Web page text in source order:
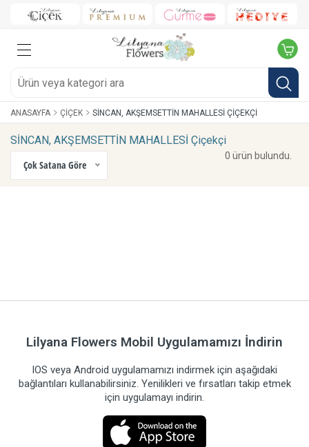
ANASAYFA ÇIÇEK SİNCAN, AKŞEMSETTİN MAHALLESİ ÇIÇEKÇI
SİNCAN, AKŞEMSETTİN MAHALLESİ Çiçekçi
Çok Satana Göre
0 ürün bulundu.
Lilyana Flowers Mobil Uygulamamızı İndirin
IOS veya Android uygulamamızı indirmek için aşağıdaki
bağlantıları kullanabilirsiniz. Yenilikleri ve fırsatları takip etmek
için uygulamayı indirin.